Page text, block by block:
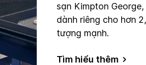
sạn Kimpton
dành riêng cho hơn
tượng mạnh.
Tìm hiểu thêm